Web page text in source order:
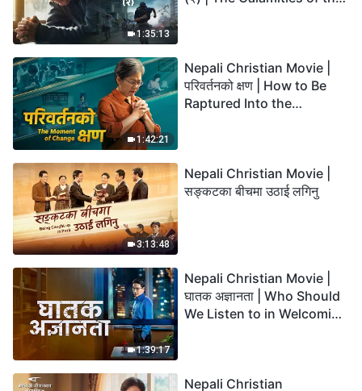
1:35:13
1:42:21
Nepali Christian Movie |
परिवर्तनको क्षण | How to Be
Raptured Into the
3:13:48
Nepali Christian Movie |
सङ्कटका बीचमा उठाई लगिनु
1:39:17
Nepali Christian Movie |
घातक अज्ञानता | Who Should
We Listen to in Welcoming
Nepali Christian